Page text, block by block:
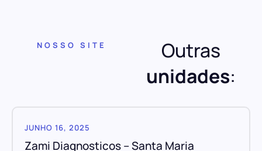
NOSSO SITE
Outras
unidades:
JUNHO 16, 2025
Zami Diagnosticos – Santa Maria